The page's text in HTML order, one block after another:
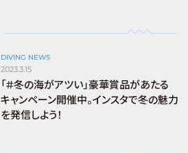
DIVING NEWS
2023.3.15
「#冬の海がアツい」豪華賞品があたる
キャンペーン開催中。インスタで冬の魅力
を発信しよう！